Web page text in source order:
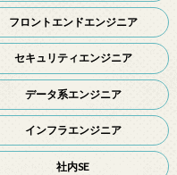
フロントエンドエンジニア
セキュリティエンジニア
データ系エンジニア
インフラエンジニア
社内SE